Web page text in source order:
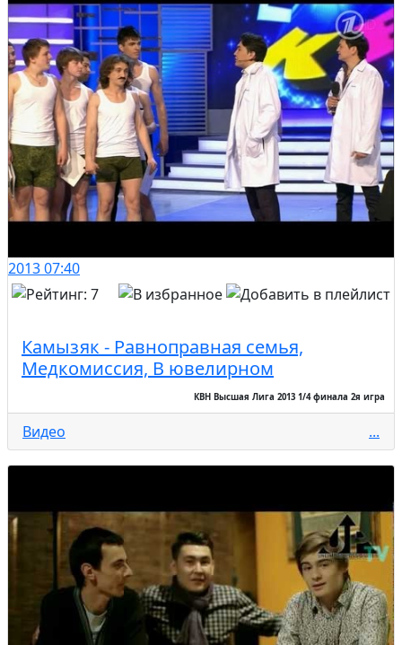
201307:40
Камызяк - Равноправная семья,
Медкомиссия, В ювелирном
КВН Высшая Лига 2013 1/4 финала 2я игра
Видео ...